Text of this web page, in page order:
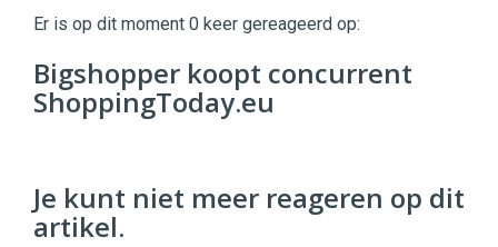
Commerce https://twinklemagazine.nl
9654
Er is op dit moment 0 keer gereageerd op:
Bigshopper koopt concurrent
ShoppingToday.eu
Je kunt niet meer reageren op dit
artikel.